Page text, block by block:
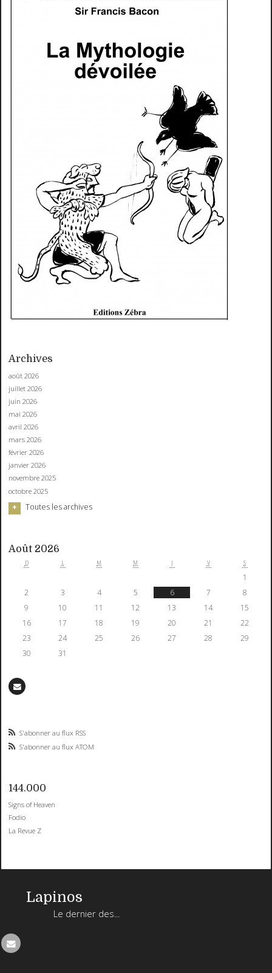
Archives
août 2026
juillet 2026
juin 2026
mai 2026
avril 2026
mars 2026
février 2026
janvier 2026
novembre 2025
octobre 2025
Toutes les archives
Août 2026
D L M M J V S
1
2
3 4 5 6 7
8
9
10 11 12 13 14
15
16
17 18 19 20 21
22
23
24 25 26 27 28
29
30
31
S'abonner au flux RSS
S'abonner au flux ATOM
144.000
Signs of Heaven
Fodio
La Revue Z
Lapinos
Le dernier des...